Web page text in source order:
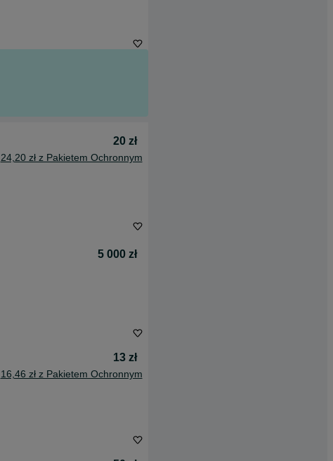
20 zł
24,20 zł z Pakietem Ochronnym
5 000 zł
13 zł
16,46 zł z Pakietem Ochronnym